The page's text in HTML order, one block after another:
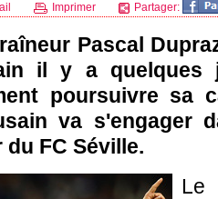
Imprimer Partager:
Pascal
il y a quelques
poursuivre sa
va s'engager
FC Séville.
Le